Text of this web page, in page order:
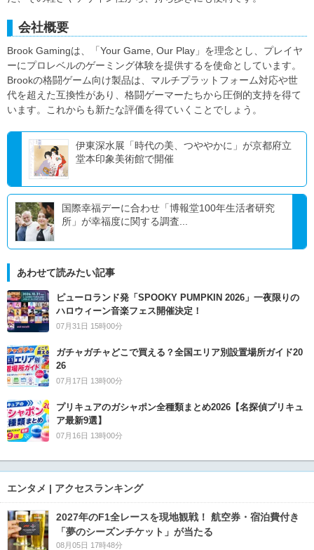
会社概要
Brook Gamingは、「Your Game, Our Play」を理念とし、プレイヤ
ーにプロレベルのゲーミング体験を提供するを使命としています。
Brookの格闘ゲーム向け製品は、マルチプラットフォーム対応や世
代を超えた互換性があり、格闘ゲーマーたちから圧倒的支持を得て
います。これからも新たな評価を得ていくことでしょう。
伊東深水展「時代の美、つややかに」が京都府立
堂本印象美術館で開催
国際幸福デーに合わせ「博報堂100年生活者研究
所」が幸福度に関する調査...
あわせて読みたい記事
ピューロランド発「SPOOKY PUMPKIN 2026」一夜限りの
ハロウィーン音楽フェス開催決定！
07月31日 15時00分
ガチャガチャどこで買える？全国エリア別設置場所ガイド20
26
07月17日 13時00分
プリキュアのガシャポン全種類まとめ2026【名探偵プリキュ
ア最新9選】
07月16日 13時00分
エンタメ | アクセスランキング
2027年のF1全レースを現地観戦！ 航空券・宿泊費付き
「夢のシーズンチケット」が当たる
08月05日 17時48分